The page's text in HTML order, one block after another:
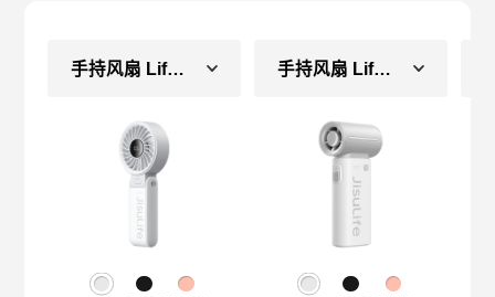
手持风扇 Life7（常规款） 手持风扇 Life9（常规款）